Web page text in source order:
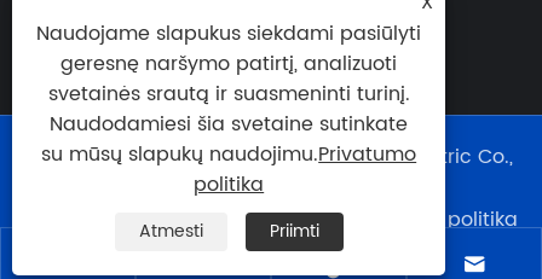
Autoriaus teisės © 2025 Yueqing Face Electric Co.,
Ltd. Visos teisės saugomos.
Sitemap | | XML | Privatumo politika
|

Naudojame slapukus siekdami pasiūlyti
geresnę naršymo patirtį, analizuoti
svetainės srautą ir suasmeninti turinį.
Naudodamiesi šia svetaine sutinkate
su mūsų slapukų naudojimu.Privatumo
politika
Atmesti Priimti